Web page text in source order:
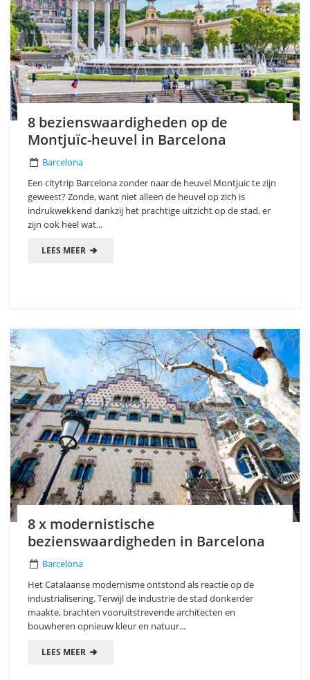
8 bezienswaardigheden op de
Montjuïc-heuvel in Barcelona
Barcelona
Een citytrip Barcelona zonder naar de heuvel Montjuïc te zijn
geweest? Zonde, want niet alleen de heuvel op zich is
indrukwekkend dankzij het prachtige uitzicht op de stad, er
zijn ook heel wat...
LEES MEER
8 x modernistische
bezienswaardigheden in Barcelona
Barcelona
Het Catalaanse modernisme ontstond als reactie op de
industrialisering. Terwijl de industrie de stad donkerder
maakte, brachten vooruitstrevende architecten en
bouwheren opnieuw kleur en natuur...
LEES MEER